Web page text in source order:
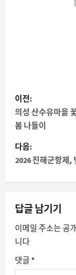
게
시
내
비
게
이
션
이전:
의성 산수유마을
봄 나들이
다음:
2026 진해군항제,
답글 남기기
이메일 주소는 공
니다
댓글 *